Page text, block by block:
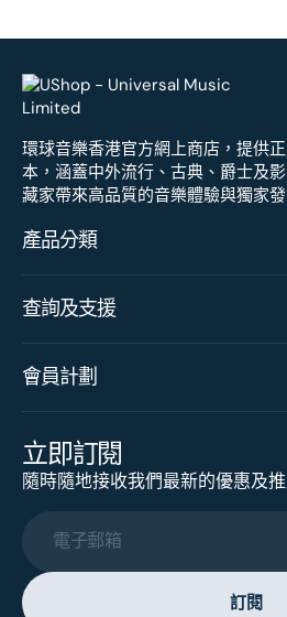
環球音樂香港官方網上商店，提供
本，涵蓋中外流行、古典、爵士及
藏家帶來高品質的音樂體驗與獨家發
產品分類
查詢及支援
會員計劃
立即訂閱
隨時隨地接收我們最新的優惠及
電子郵箱
訂閱